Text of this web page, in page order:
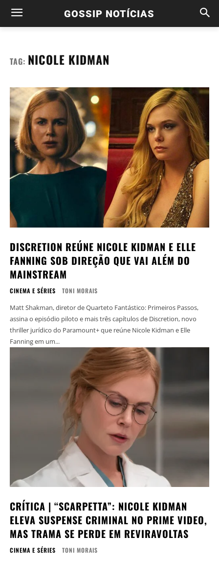
GOSSIP NOTÍCIAS
TAG: NICOLE KIDMAN
DISCRETION REÚNE NICOLE KIDMAN E ELLE
FANNING SOB DIREÇÃO QUE VAI ALÉM DO
MAINSTREAM
CINEMA E SÉRIES TONI MORAIS
Matt Shakman, diretor de Quarteto Fantástico: Primeiros Passos,
assina o episódio piloto e mais três capítulos de Discretion, novo
thriller jurídico do Paramount+ que reúne Nicole Kidman e Elle
Fanning em um...
CRÍTICA | “SCARPETTA”: NICOLE KIDMAN
ELEVA SUSPENSE CRIMINAL NO PRIME VIDEO,
MAS TRAMA SE PERDE EM REVIRAVOLTAS
CINEMA E SÉRIES TONI MORAIS